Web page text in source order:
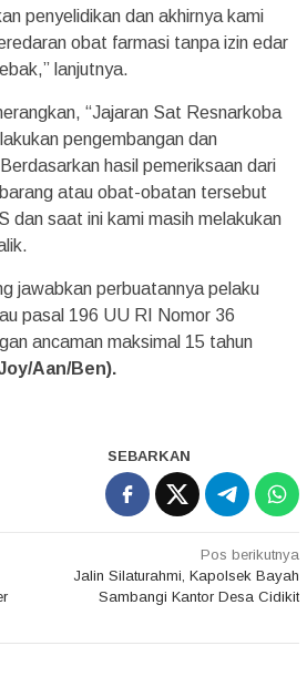
penyelidikan dan akhirnya kami
obat farmasi tanpa izin edar
lanjutnya.
“Jajaran Sat Resnarkoba
pengembangan dan
hasil pemeriksaan dari
atau obat-obatan tersebut
dan saat ini kami masih melakukan
jawabkan perbuatannya pelaku
pasal 196 UU RI Nomor 36
ancaman maksimal 15 tahun
Aan/Ben).
SEBARKAN
Pos berikutnya
Jalin Silaturahmi, Kapolsek Bayah
Sambangi Kantor Desa Cidikit